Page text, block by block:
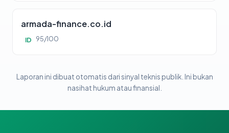
armada-finance.co.id
ID 95/100
Laporan ini dibuat otomatis dari sinyal teknis publik. Ini bukan
nasihat hukum atau finansial.